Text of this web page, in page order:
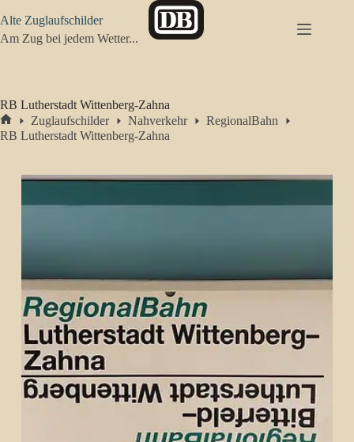
Inhalt
springen
Alte Zuglaufschilder
Am Zug bei jedem Wetter...
RB Lutherstadt Wittenberg-Zahna
Start
Zuglaufschilder Nahverkehr
RegionalBahn
RB Lutherstadt Wittenberg-Zahna